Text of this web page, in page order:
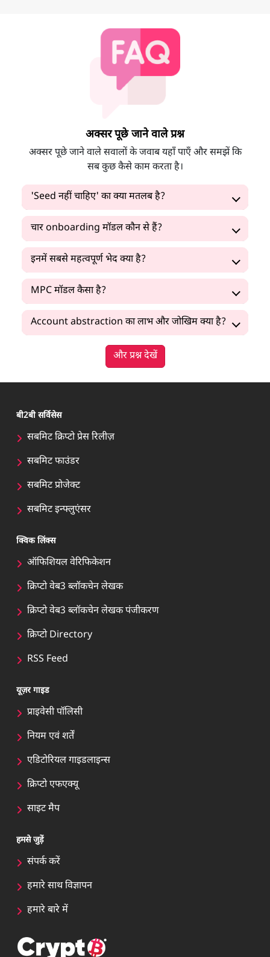
अक्सर पूछे जाने वाले प्रश्न
अक्सर पूछे जाने वाले सवालों के जवाब यहाँ पाएँ और समझें कि
सब कुछ कैसे काम करता है।
'Seed नहीं चाहिए' का क्या मतलब है?
चार onboarding मॉडल कौन से हैं?
इनमें सबसे महत्वपूर्ण भेद क्या है?
MPC मॉडल कैसा है?
Account abstraction का लाभ और जोखिम क्या है?
और प्रश्न देखें
बी2बी सर्विसेस
सबमिट क्रिप्टो प्रेस रिलीज़
सबमिट फाउंडर
सबमिट प्रोजेक्ट
सबमिट इन्फ्लुएंसर
क्विक लिंक्स
ऑफिशियल वेरिफिकेशन
क्रिप्टो वेब3 ब्लॉकचेन लेखक
क्रिप्टो वेब3 ब्लॉकचेन लेखक पंजीकरण
क्रिप्टो Directory
RSS Feed
यूज़र गाइड
प्राइवेसी पॉलिसी
नियम एवं शर्तें
एडिटोरियल गाइडलाइन्स
क्रिप्टो एफएक्यू
साइट मैप
हमसे जुड़ें
संपर्क करें
हमारे साथ विज्ञापन
हमारे बारे में